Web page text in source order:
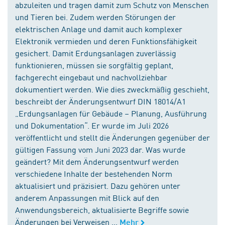
abzuleiten und tragen damit zum Schutz von Menschen
und Tieren bei. Zudem werden Störungen der
elektrischen Anlage und damit auch komplexer
Elektronik vermieden und deren Funktionsfähigkeit
gesichert. Damit Erdungsanlagen zuverlässig
funktionieren, müssen sie sorgfältig geplant,
fachgerecht eingebaut und nachvollziehbar
dokumentiert werden. Wie dies zweckmäßig geschieht,
beschreibt der Änderungsentwurf DIN 18014/A1
„Erdungsanlagen für Gebäude – Planung, Ausführung
und Dokumentation“. Er wurde im Juli 2026
veröffentlicht und stellt die Änderungen gegenüber der
gültigen Fassung vom Juni 2023 dar. Was wurde
geändert? Mit dem Änderungsentwurf werden
verschiedene Inhalte der bestehenden Norm
aktualisiert und präzisiert. Dazu gehören unter
anderem Anpassungen mit Blick auf den
Anwendungsbereich, aktualisierte Begriffe sowie
Änderungen bei Verweisen ...
Mehr